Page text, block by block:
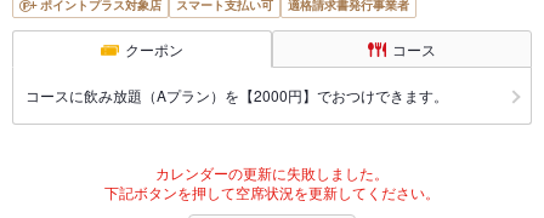
ポイントプラス対象店
スマート支払い可 適格請求書発行事業者
クーポン コース
コースに飲み放題（Aプラン）を【2000円】でおつけできます。
カレンダーの更新に失敗しました。
下記ボタンを押して空席状況を更新してください。